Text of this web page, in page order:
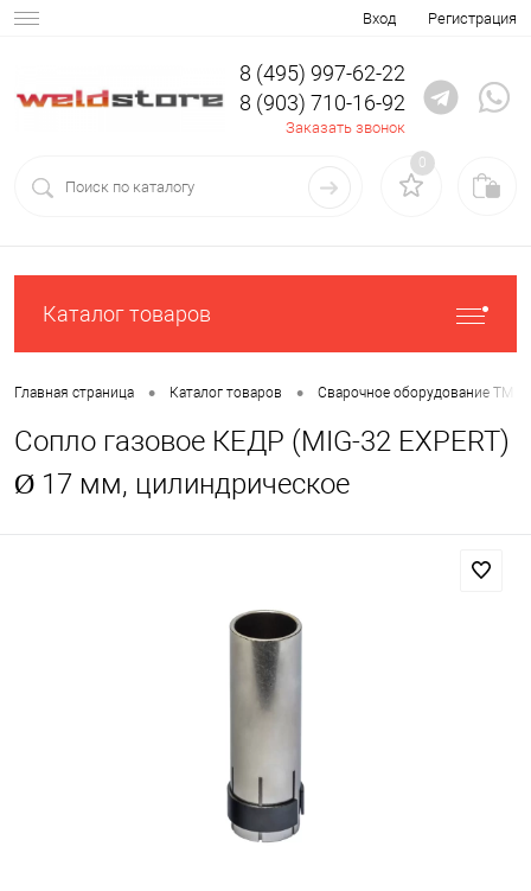
Вход Регистрация
8 (495) 997-62-22
8 (903) 710-16-92
Заказать звонок
0
Каталог товаров
Главная страница • Каталог товаров • Сварочное оборудование ТМ
Сопло газовое КЕДР (MIG-32 EXPERT)
Ø 17 мм, цилиндрическое